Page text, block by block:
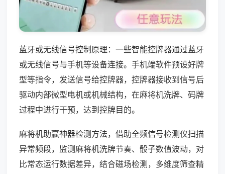
蓝牙或无线信号控制原理：一些智能控牌器通过蓝牙
或无线信号与手机等设备连接。手机端软件预设好牌
型等指令，发送信号给控牌器，控牌器接收到信号后
驱动内部微型电机或机械结构，在麻将机洗牌、码牌
过程中进行干预，达到控牌目的。
麻将机助赢神器检测方法，借助全频信号检测仪扫描
异常频段，监测麻将机洗牌节奏、骰子数值波动，对
比常态运行数据差异，结合磁场检测，多维度筛查精